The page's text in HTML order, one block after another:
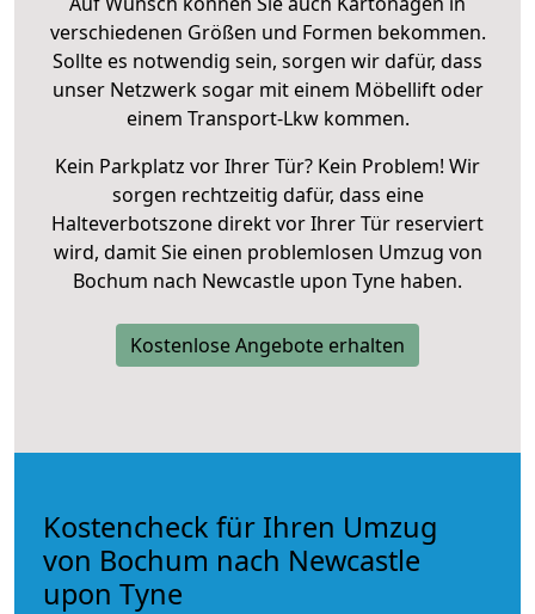
verschiedenen Größen und Formen bekommen.
Sollte es notwendig sein, sorgen wir dafür, dass
unser Netzwerk sogar mit einem Möbellift oder
einem Transport-Lkw kommen.
Kein Parkplatz vor Ihrer Tür? Kein Problem! Wir
sorgen rechtzeitig dafür, dass eine
Halteverbotszone direkt vor Ihrer Tür reserviert
wird, damit Sie einen problemlosen Umzug von
Bochum nach Newcastle upon Tyne haben.
Kostenlose Angebote erhalten
Kostencheck für Ihren Umzug
von Bochum nach Newcastle
upon Tyne